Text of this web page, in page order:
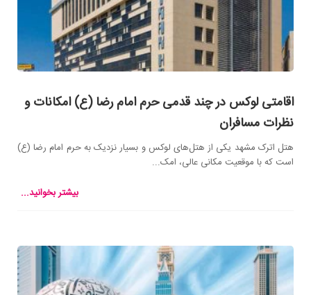
اقامتی لوکس در چند قدمی حرم امام رضا (ع) امکانات و
نظرات مسافران
هتل اترک مشهد یکی از هتل‌های لوکس و بسیار نزدیک به حرم امام رضا (ع)
است که با موقعیت مکانی عالی، امک...
بیشتر بخوانید...